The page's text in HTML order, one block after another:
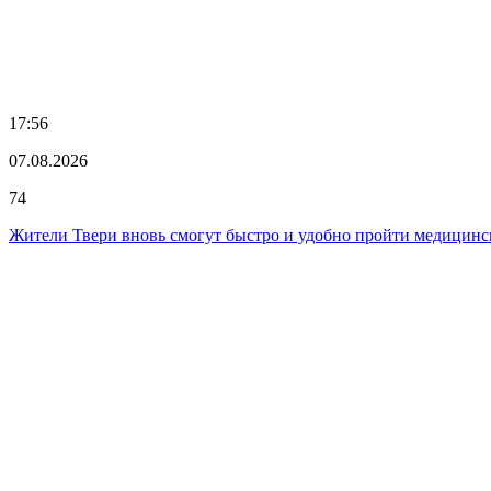
17:56
07.08.2026
74
Жители Твери вновь смогут быстро и удобно пройти